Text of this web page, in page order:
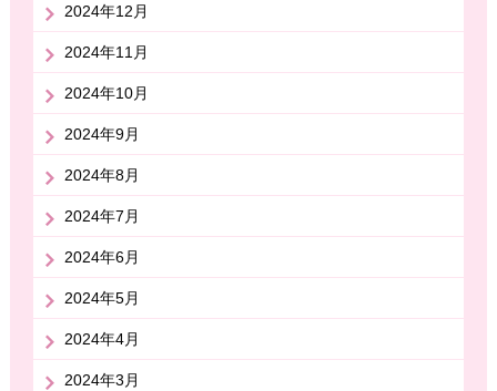
2024年12月
2024年11月
2024年10月
2024年9月
2024年8月
2024年7月
2024年6月
2024年5月
2024年4月
2024年3月